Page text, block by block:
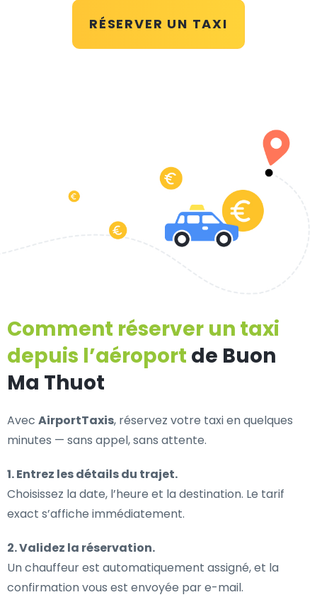
RÉSERVER UN TAXI
Comment réserver un taxi
depuis l’aéroport de Buon
Ma Thuot
Avec AirportTaxis, réservez votre taxi en quelques
minutes — sans appel, sans attente.
1. Entrez les détails du trajet.
Choisissez la date, l’heure et la destination. Le tarif
exact s’affiche immédiatement.
2. Validez la réservation.
Un chauffeur est automatiquement assigné, et la
confirmation vous est envoyée par e-mail.